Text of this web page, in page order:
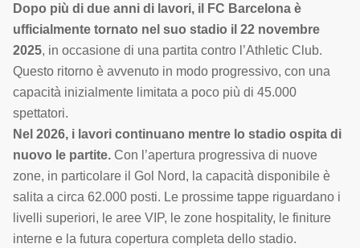
Dopo più di due anni di lavori, il FC Barcelona è
ufficialmente tornato nel suo stadio il 22 novembre
2025, in occasione di una partita contro l’Athletic Club.
Questo ritorno è avvenuto in modo progressivo, con una
capacità inizialmente limitata a poco più di 45.000
spettatori.
Nel 2026, i lavori continuano mentre lo stadio ospita di
nuovo le partite. Con l’apertura progressiva di nuove
zone, in particolare il Gol Nord, la capacità disponibile è
salita a circa 62.000 posti. Le prossime tappe riguardano i
livelli superiori, le aree VIP, le zone hospitality, le finiture
interne e la futura copertura completa dello stadio.